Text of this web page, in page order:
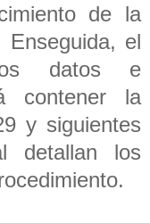
de la
Enseguida, el
datos e
contener la
y siguientes
detallan los